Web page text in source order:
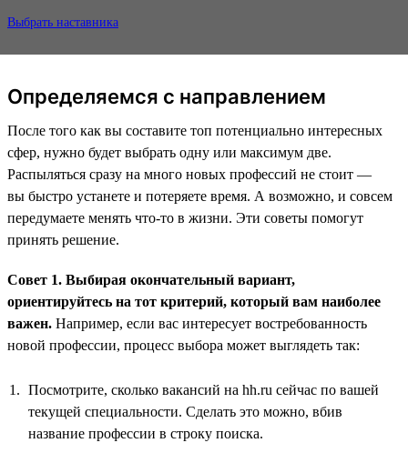
Выбрать наставника
Определяемся с направлением
После того как вы составите топ потенциально интересных
сфер, нужно будет выбрать одну или максимум две.
Распыляться сразу на много новых профессий не стоит —
вы быстро устанете и потеряете время. А возможно, и совсем
передумаете менять что-то в жизни. Эти советы помогут
принять решение.
Совет 1. Выбирая окончательный вариант,
ориентируйтесь на тот критерий, который вам наиболее
важен. Например, если вас интересует востребованность
новой профессии, процесс выбора может выглядеть так:
Посмотрите, сколько вакансий на hh.ru сейчас по вашей
текущей специальности. Сделать это можно, вбив
название профессии в строку поиска.